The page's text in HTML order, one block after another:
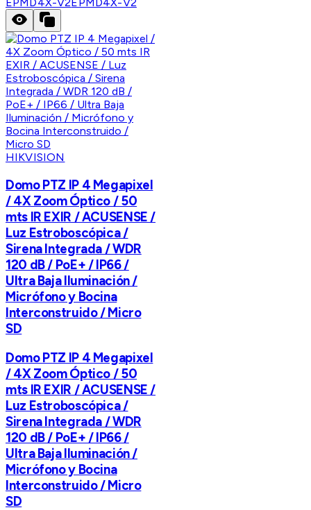
HIKVISION
Domo PTZ IP 4 Megapixel
/ 4X Zoom Óptico / 50
mts IR EXIR / ACUSENSE /
Luz Estroboscópica /
Sirena Integrada / WDR
120 dB / PoE+ / IP66 /
Ultra Baja Iluminación /
Micrófono y Bocina
Interconstruido / Micro
SD
Domo PTZ IP 4 Megapixel
/ 4X Zoom Óptico / 50
mts IR EXIR / ACUSENSE /
Luz Estroboscópica /
Sirena Integrada / WDR
120 dB / PoE+ / IP66 /
Ultra Baja Iluminación /
Micrófono y Bocina
Interconstruido / Micro
SD